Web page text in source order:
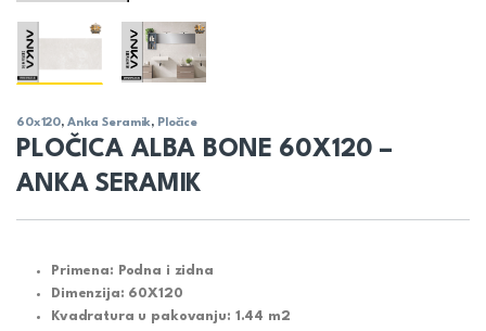
60x120, Anka Seramik, Pločice
PLOČICA ALBA BONE 60X120 –
ANKA SERAMIK
Primena: Podna i zidna
Dimenzija: 60X120
Kvadratura u pakovanju: 1.44 m2